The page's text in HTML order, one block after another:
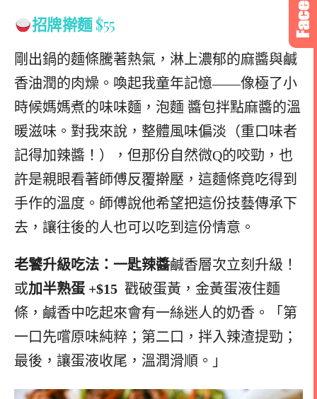
招牌擀麵$55
剛出鍋的麵條騰著熱氣，淋上濃郁的麻醬與鹹
香油潤的肉燥。喚起我童年記憶——像極了小
時候媽媽煮的味味麵，泡麵 醬包拌點麻醬的溫
暖滋味。對我來說，整體風味偏淡（重口味者
記得加辣醬！），但那份自然微Q的咬勁，也
許是親眼看著師傅反覆擀壓，這麵條竟吃得到
手作的溫度。師傅說他希望把這份技藝傳承下
去，讓往後的人也可以吃到這份情意。
老饕升級吃法： 一匙辣醬鹹香層次立刻升級！
或加半熟蛋 +$15 戳破蛋黃，金黃蛋液住麵
條，鹹香中吃起來會有一絲迷人的奶香。
「第
一口先嚐原味純粹；第二口，拌入辣渣提勁；
最後，讓蛋液收尾，溫潤滑順。」